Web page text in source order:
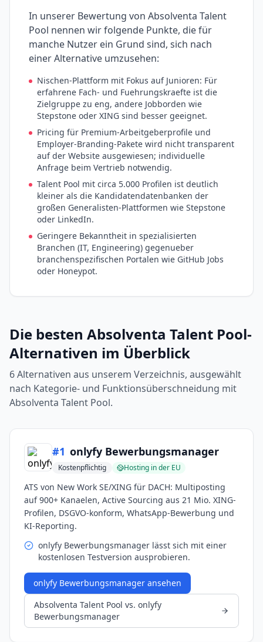
In unserer Bewertung von Absolventa Talent
Pool nennen wir folgende Punkte, die für
manche Nutzer ein Grund sind, sich nach
einer Alternative umzusehen:
Nischen-Plattform mit Fokus auf Junioren: Für
erfahrene Fach- und Fuehrungskraefte ist die
Zielgruppe zu eng, andere Jobborden wie
Stepstone oder XING sind besser geeignet.
Pricing für Premium-Arbeitgeberprofile und
Employer-Branding-Pakete wird nicht transparent
auf der Website ausgewiesen; individuelle
Anfrage beim Vertrieb notwendig.
Talent Pool mit circa 5.000 Profilen ist deutlich
kleiner als die Kandidatendatenbanken der
großen Generalisten-Plattformen wie Stepstone
oder LinkedIn.
Geringere Bekanntheit in spezialisierten
Branchen (IT, Engineering) gegenueber
branchenspezifischen Portalen wie GitHub Jobs
oder Honeypot.
Die besten Absolventa Talent Pool-
Alternativen im Überblick
6Alternativen aus unserem Verzeichnis, ausgewählt
nach Kategorie- und Funktionsüberschneidung mit
Absolventa Talent Pool.
#1 onlyfy Bewerbungsmanager
Kostenpflichtig Hosting in der EU
ATS von New Work SE/XING für DACH: Multiposting
auf 900+ Kanaelen, Active Sourcing aus 21 Mio. XING-
Profilen, DSGVO-konform, WhatsApp-Bewerbung und
KI-Reporting.
onlyfy Bewerbungsmanager lässt sich mit einer
kostenlosen Testversion ausprobieren.
onlyfy Bewerbungsmanager ansehen
Absolventa Talent Pool vs. onlyfy
Bewerbungsmanager